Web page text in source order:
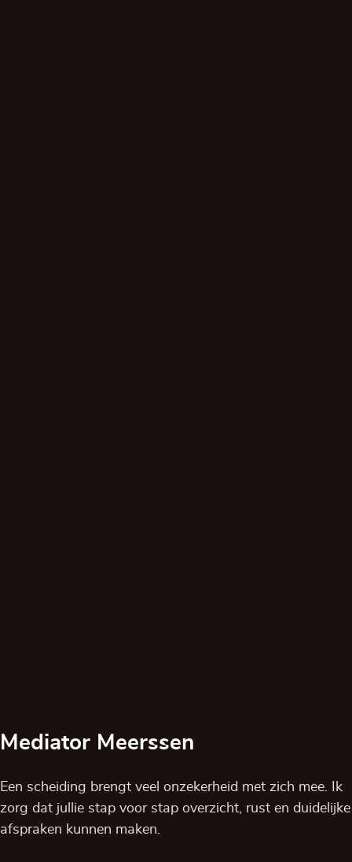
Mediator Meerssen
Een scheiding brengt veel onzekerheid met zich mee. Ik
zorg dat jullie stap voor stap overzicht, rust en duidelijke
afspraken kunnen maken.